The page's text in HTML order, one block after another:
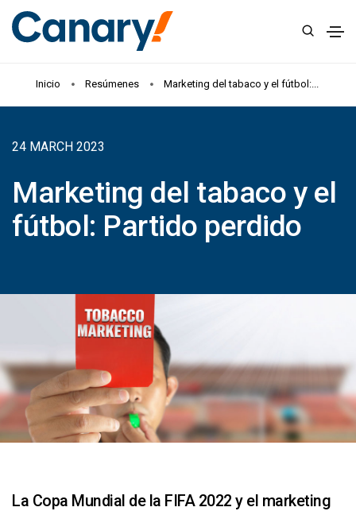
Inicio Resúmenes Marketing del tabaco y el fútbol:...
24 MARCH 2023
Marketing del tabaco y el
fútbol: Partido perdido
La Copa Mundial de la FIFA 2022 y el marketing